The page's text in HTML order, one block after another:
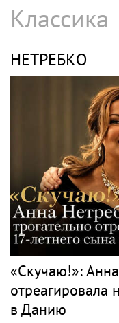
Классика
НЕТРЕБКО
«Скучаю!»:
отреагировала
в Данию